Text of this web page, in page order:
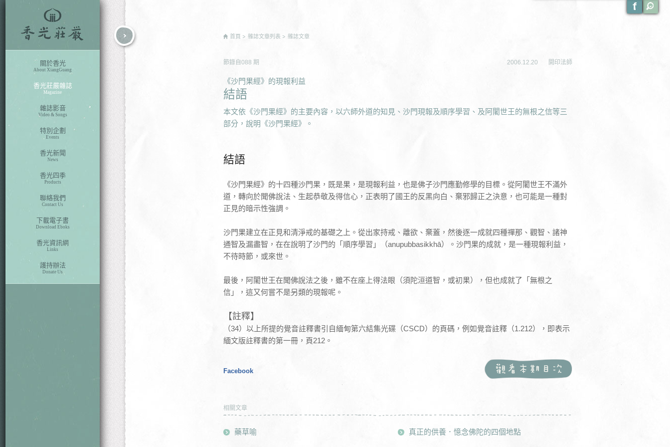
關於香光
About XiangGuang
香光莊嚴雜誌
Magazine
雜誌影音
Video & Songs
特別企劃
Events
香光新聞
News
香光四季
Products
聯絡我們
Contact Us
下載電子書
Download Eboks
香光資訊網
Links
護持辦法
Donate Us
首頁 雜誌文章列表 雜誌文章
節錄自 088 期 2006.12.20 開印法師
《沙門果經》的現報利益
結語
本文依《沙門果經》的主要內容，以六師外道的知見、沙門現報及順序學習、及阿闍世王的無根之信等三
部分，說明《沙門果經》。
結語
《沙門果經》的十四種沙門果，既是果，是現報利益，也是佛子沙門應勤修學的目標。從阿闍世王不滿外
道，轉向於聞佛說法、生起恭敬及得信心，正表明了國王的反黑向白、棄邪歸正之決意，也可能是一種對
正見的暗示性強調。
沙門果建立在正見和清淨戒的基礎之上。從出家持戒、離欲、棄蓋，然後逐一成就四種禪那、觀智、諸神
通智及漏盡智，在在說明了沙門的「順序學習」（anupubbasikkhā）。沙門果的成就，是一種現報利益，
不待時節，或來世。
最後，阿闍世王在聞佛說法之後，雖不在座上得法眼（須陀洹道智，或初果），但也成就了「無根之
信」，這又何嘗不是另類的現報呢。
【註釋】
（34）以上所提的覺音註釋書引自緬甸第六結集光碟（CSCD）的頁碼，例如覺音註釋（1.212），即表示
緬文版註釋書的第一冊，頁212。
Facebook
相關文章
藥草喻 真正的供養．憶念佛陀的四個地點